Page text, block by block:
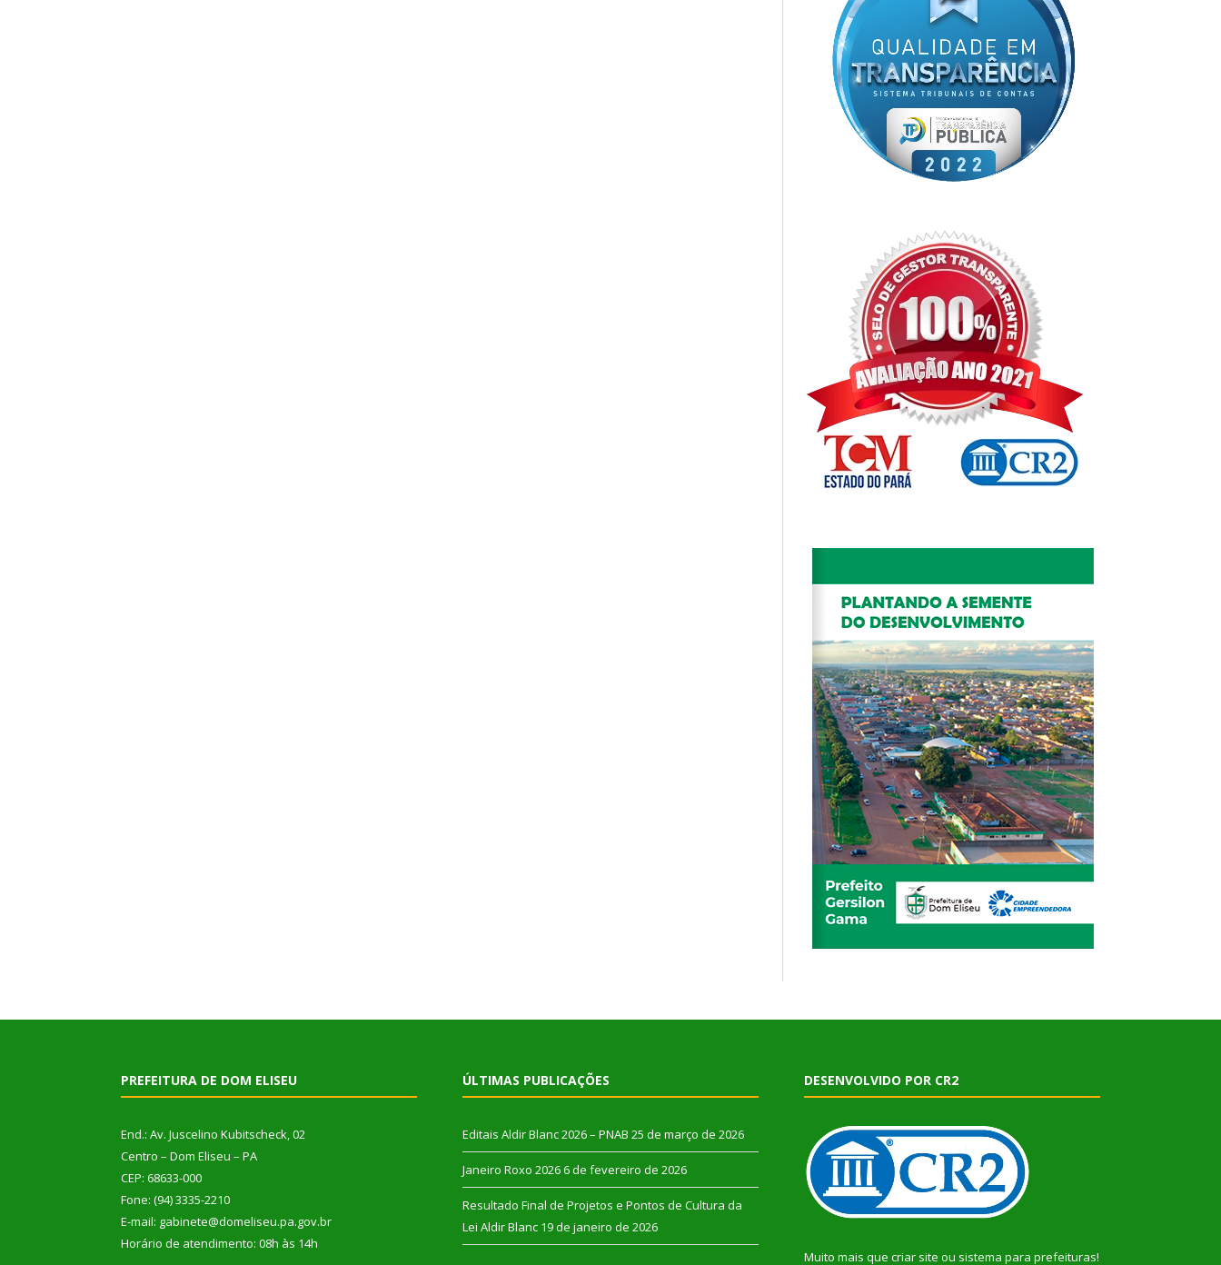
PREFEITURA DE DOM ELISEU
End.: Av. Juscelino Kubitscheck, 02
Centro – Dom Eliseu – PA
CEP: 68633-000
Fone: (94) 3335-2210
E-mail: gabinete@domeliseu.pa.gov.br
Horário de atendimento: 08h às 14h
ÚLTIMAS PUBLICAÇÕES
Editais Aldir Blanc 2026 – PNAB 25 de março de 2026
Janeiro Roxo 2026 6 de fevereiro de 2026
Resultado Final de Projetos e Pontos de Cultura da
Lei Aldir Blanc 19 de janeiro de 2026
DESENVOLVIDO POR CR2
Muito mais que criar site ou sistema para prefeituras!